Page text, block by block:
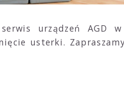
urządzeń AGD
usterki.